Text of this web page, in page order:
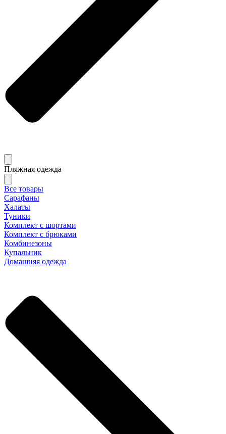
Пляжная одежда
Все товары
Сарафаны
Халаты
Туники
Комплект с шортами
Комплект с брюками
Комбинезоны
Купальник
Домашняя одежда